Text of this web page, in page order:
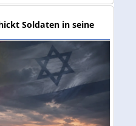
Soldaten in seine